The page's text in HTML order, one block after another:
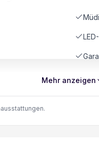
8
Mehr anzeigen